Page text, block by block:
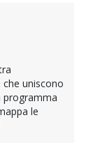
uniscono
programma
le